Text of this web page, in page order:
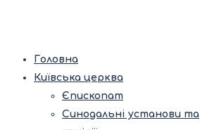
Головна
Київська церква
Єпископат
Синодальні установи та